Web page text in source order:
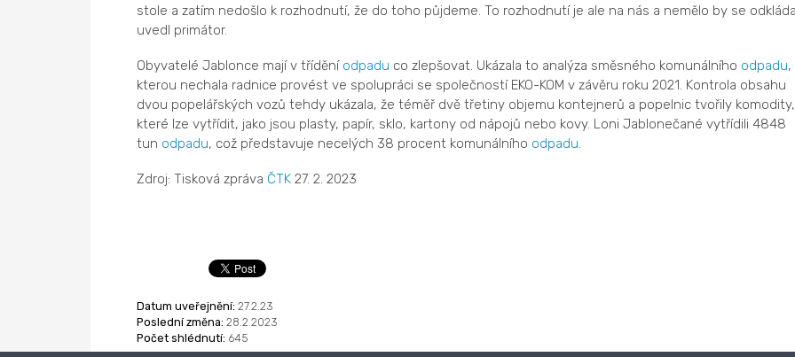
stole a zatím nedošlo k rozhodnutí, že do toho půjdeme. To rozhodnutí je ale na nás a nemělo by se
uvedl primátor.
Obyvatelé Jablonce mají v třídění odpadu co zlepšovat. Ukázala to analýza směsného komunálního odpadu,
kterou nechala radnice provést ve spolupráci se společností EKO-KOM v závěru roku 2021. Kontrola obsahu
dvou popelářských vozů tehdy ukázala, že téměř dvě třetiny objemu kontejnerů a popelnic tvořily komodity,
které lze vytřídit, jako jsou plasty, papír, sklo, kartony od nápojů nebo kovy. Loni Jablonečané vytřídili 4848
tun odpadu, což představuje necelých 38 procent komunálního odpadu.
Zdroj: Tisková zpráva ČTK27. 2. 2023
Datum uveřejnění: 27.2.23
Poslední změna: 28.2.2023
Počet shlédnutí: 645